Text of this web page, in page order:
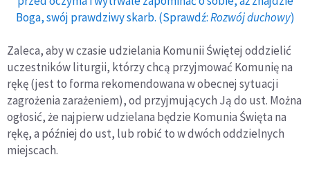
Boga, swój prawdziwy skarb. (Sprawdź:Rozwój duchowy)
Zaleca, aby w czasie udzielania Komunii Świętej oddzielić
uczestników liturgii, którzy chcą przyjmować Komunię na
rękę (jest to forma rekomendowana w obecnej sytuacji
zagrożenia zarażeniem), od przyjmujących Ją do ust. Można
ogłosić, że najpierw udzielana będzie Komunia Święta na
rękę, a później do ust, lub robić to w dwóch oddzielnych
miejscach.